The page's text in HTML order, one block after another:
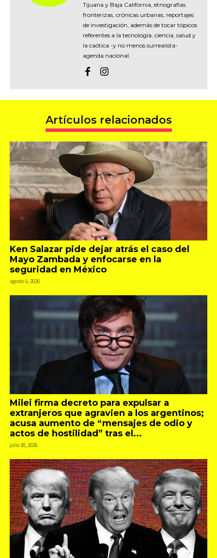
Tijuana y Baja California, etnografías
fronterizas, crónicas urbanas, reportajes
de investigación, además de tocar tópicos
referentes a la tecnología, ciencia, salud y
la caótica -y no menos surrealista-
agenda nacional.
Artículos relacionados
Ken Salazar pide dejar atrás el caso del
Mayo Zambada y enfocarse en la
seguridad en México
agosto 5, 2026
Milei firma decreto para expulsar a
extranjeros que agravien a los argentinos;
acusa aumento de “mensajes de odio y
actos de hostilidad” tras el...
julio 30, 2026